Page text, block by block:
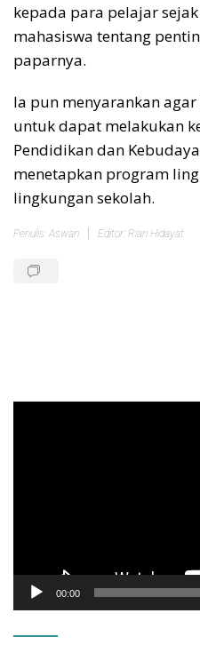
kepada para pelajar
mahasiswa tentang
paparnya.
Ia pun menyarankan
untuk dapat melakukan
Pendidikan dan
menetapkan program
lingkungan sekolah.
Penulis: Aswan Editor: Rian Hidayat
00:00